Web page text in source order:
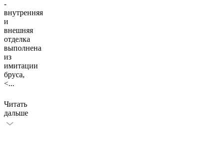
-
внутренняя
и
внешняя
отделка
выполнена
из
имитации
бруса,
<...
Читать
дальше